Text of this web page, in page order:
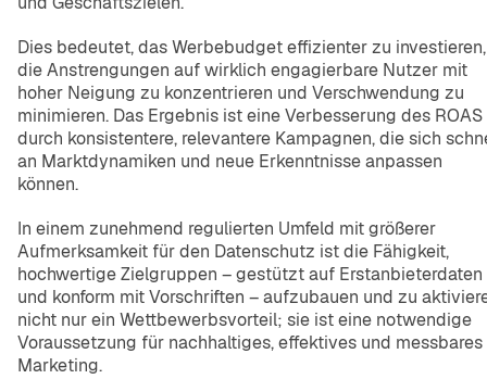
Dies bedeutet, das Werbebudget effizienter zu investieren,
die Anstrengungen auf wirklich engagierbare Nutzer mit
hoher Neigung zu konzentrieren und Verschwendung zu
minimieren. Das Ergebnis ist eine Verbesserung des ROAS
durch konsistentere, relevantere Kampagnen, die sich
an Marktdynamiken und neue Erkenntnisse anpassen
können.
In einem zunehmend regulierten Umfeld mit größerer
Aufmerksamkeit für den Datenschutz ist die Fähigkeit,
hochwertige Zielgruppen – gestützt auf Erstanbieterdaten
und konform mit Vorschriften – aufzubauen und zu
nicht nur ein Wettbewerbsvorteil; sie ist eine notwendige
Voraussetzung für nachhaltiges, effektives und messbares
Marketing.